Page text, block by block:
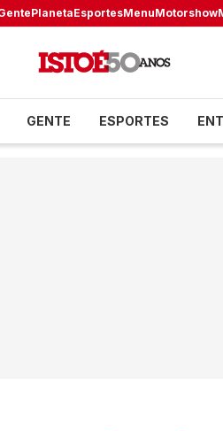
PlanetaEsportesMenuMotorshow
GENTE ESPORTES